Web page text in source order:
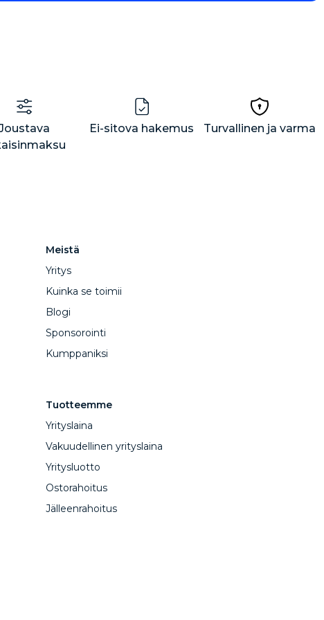
Ei-sitova hakemus Turvallinen ja varma
Meistä
Yritys
Kuinka se toimii
Blogi
Sponsorointi
Kumppaniksi
Tuotteemme
Yrityslaina
Vakuudellinen yrityslaina
Yritysluotto
Ostorahoitus
Jälleenrahoitus